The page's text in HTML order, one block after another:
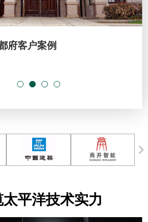
府客户案例
太平洋技术实力